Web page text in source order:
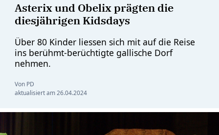
Asterix und Obelix prägten die
diesjährigen Kidsdays
Über 80 Kinder liessen sich mit auf die Reise
ins berühmt-berüchtigte gallische Dorf
nehmen.
Von PD
aktualisiert am26.04.2024